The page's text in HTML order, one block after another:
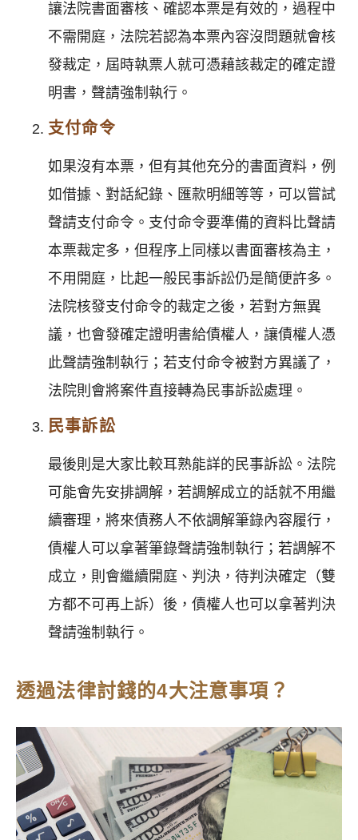
讓法院書面審核、確認本票是有效的，過程中
不需開庭，法院若認為本票內容沒問題就會核
發裁定，屆時執票人就可憑藉該裁定的確定證
明書，聲請強制執行。
支付命令
如果沒有本票，但有其他充分的書面資料，例
如借據、對話紀錄、匯款明細等等，可以嘗試
聲請支付命令。支付命令要準備的資料比聲請
本票裁定多，但程序上同樣以書面審核為主，
不用開庭，比起一般民事訴訟仍是簡便許多。
法院核發支付命令的裁定之後，若對方無異
議，也會發確定證明書給債權人，讓債權人憑
此聲請強制執行；若支付命令被對方異議了，
法院則會將案件直接轉為民事訴訟處理。
民事訴訟
最後則是大家比較耳熟能詳的民事訴訟。法院
可能會先安排調解，若調解成立的話就不用繼
續審理，將來債務人不依調解筆錄內容履行，
債權人可以拿著筆錄聲請強制執行；若調解不
成立，則會繼續開庭、判決，待判決確定（雙
方都不可再上訴）後，債權人也可以拿著判決
聲請強制執行。
透過法律討錢的4大注意事項？